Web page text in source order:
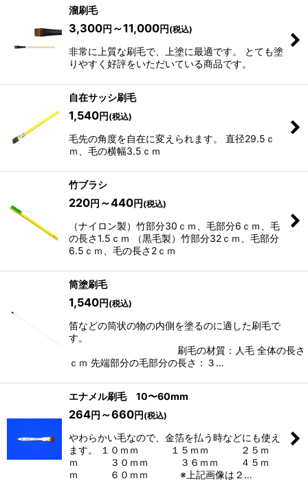
溜刷毛
3,300円 ～11,000円 (税込)
非常に上質な刷毛で、上塗に最適です。 とても塗
りやすく好評をいただいている商品です。
自在サッシ刷毛
1,540円 (税込)
毛先の角度を自在に変えられます。 直径29.5ｃ
ｍ、毛の横幅3.5ｃｍ
竹ブラシ
220円 ～440円 (税込)
（ナイロン製）竹部分30ｃｍ、毛部分6ｃｍ、毛
の長さ1.5ｃｍ （黒毛製）竹部分32ｃｍ、毛部分
6.5ｃｍ、毛の長さ2ｃｍ
筒塗刷毛
1,540円 (税込)
笛などの筒状の物の内側を塗るのに適した刷毛で
す
刷毛の材質：人毛 全体の長さ：
ｃｍ 先端部分の毛部分の長さ：３…
エナメル刷毛 10〜60mm
264円 ～660円 (税込)
やわらかい毛なので、金箔を払う時などにも使え
ます。 １０ｍｍ １５ｍｍ ２５ｍ
ｍ ３０ｍｍ ３６ｍｍ ４５ｍ
ｍ ６０ｍｍ ※上記画像は２…